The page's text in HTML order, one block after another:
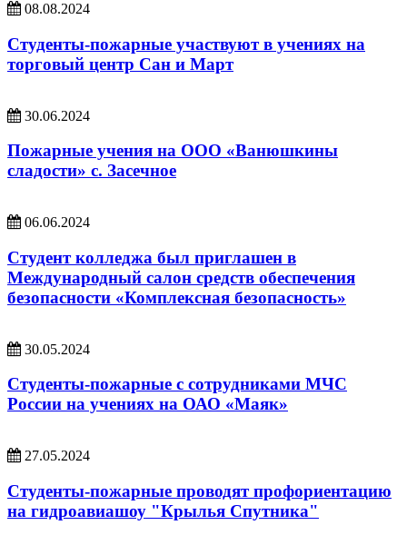
08.08.2024
Студенты-пожарные участвуют в учениях на
торговый центр Сан и Март
30.06.2024
Пожарные учения на ООО «Ванюшкины
сладости» с. Засечное
06.06.2024
Студент колледжа был приглашен в
Международный салон средств обеспечения
безопасности «Комплексная безопасность»
30.05.2024
Студенты-пожарные с сотрудниками МЧС
России на учениях на ОАО «Маяк»
27.05.2024
Студенты-пожарные проводят профориентацию
на гидроавиашоу "Крылья Спутника"